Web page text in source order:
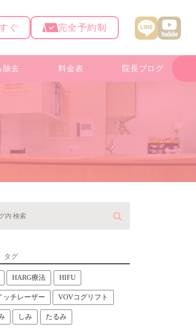
ぐ 完全予約制
除去 料金表 院長ブログ
タグ
HARG療法 HIFU
ッチレーザー VOVコグリフト
しみ たるみ